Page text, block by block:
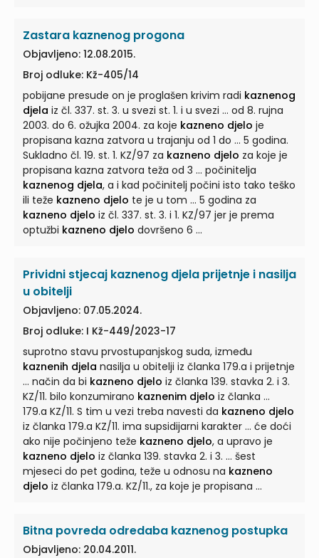
Zastara kaznenog progona
Objavljeno: 12.08.2015.
Broj odluke: Kž-405/14
pobijane presude on je proglašen krivim radi kaznenog
djela iz čl. 337. st. 3. u svezi st. 1. i u svezi ... od 8. rujna
2003. do 6. ožujka 2004. za koje kazneno djelo je
propisana kazna zatvora u trajanju od 1 do ... 5 godina.
Sukladno čl. 19. st. 1. KZ/97 za kazneno djelo za koje je
propisana kazna zatvora teža od 3 ... počinitelja
kaznenog djela, a i kad počinitelj počini isto tako teško
ili teže kazneno djelo te je u tom ... 5 godina za
kazneno djelo iz čl. 337. st. 3. i 1. KZ/97 jer je prema
optužbi kazneno djelo dovršeno 6 ...
Prividni stjecaj kaznenog djela prijetnje i nasilja
u obitelji
Objavljeno: 07.05.2024.
Broj odluke: I Kž-449/2023-17
suprotno stavu prvostupanjskog suda, između
kaznenih djela nasilja u obitelji iz članka 179.a i prijetnje
... način da bi kazneno djelo iz članka 139. stavka 2. i 3.
KZ/11. bilo konzumirano kaznenim djelo iz članka ...
179.a KZ/11. S tim u vezi treba navesti da kazneno djelo
iz članka 179.a KZ/11. ima supsidijarni karakter ... će doći
ako nije počinjeno teže kazneno djelo, a upravo je
kazneno djelo iz članka 139. stavka 2. i 3. ... šest
mjeseci do pet godina, teže u odnosu na kazneno
djelo iz članka 179.a. KZ/11., za koje je propisana ...
Bitna povreda odredaba kaznenog postupka
Objavljeno: 20.04.2011.